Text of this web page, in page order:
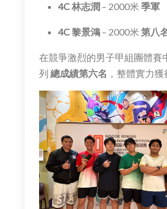
4C 林志潤 – 2000米 季軍
4C 黎景鴻 – 2000米 第八
在競爭激烈的男子甲組團體賽
列 總成績第六名 ，整體實力獲